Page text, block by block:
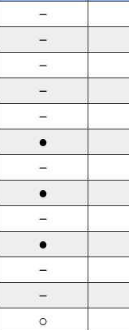
－
－
－
－
－
●
－
●
－
●
－
－
○